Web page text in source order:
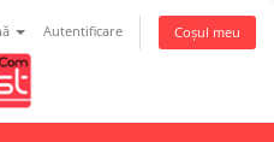
Autentificare Coșul meu